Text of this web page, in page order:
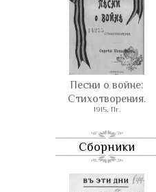
Песни о войне:
Стихотворения.
1915, Пг.
Сборники